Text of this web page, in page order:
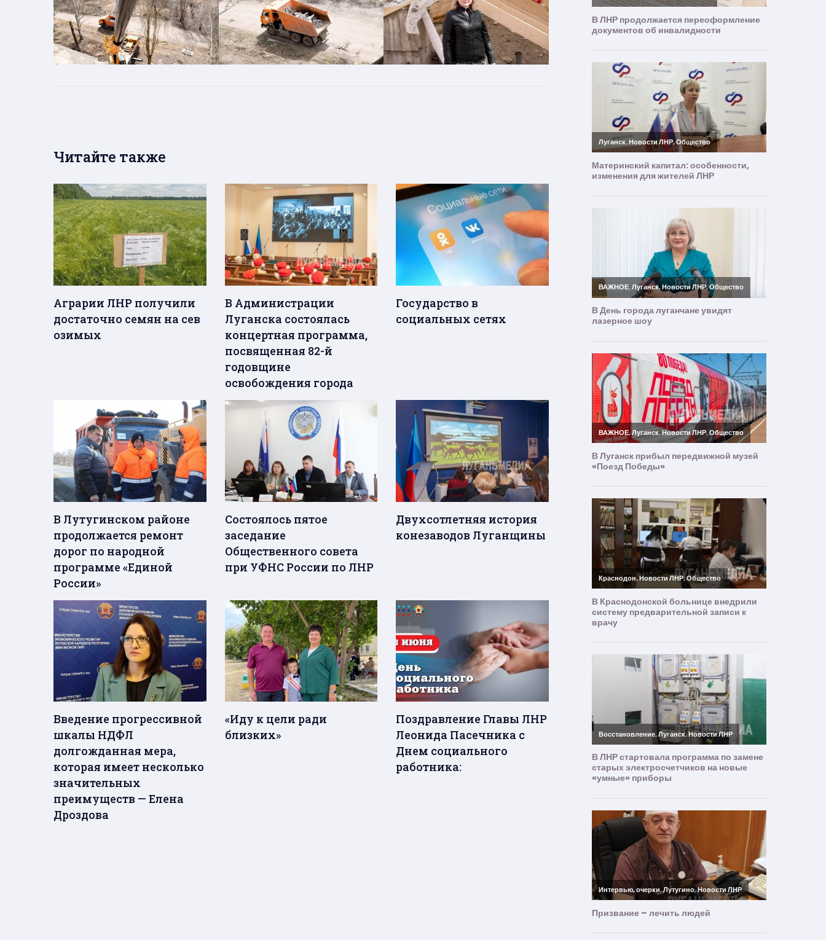
Читайте также
Аграрии ЛНР получили
достаточно семян на сев
озимых
В Администрации
Луганска состоялась
концертная программа,
посвященная 82-й
годовщине
освобождения города
Государство в
социальных сетях
В Лутугинском районе
продолжается ремонт
дорог по народной
программе «Единой
России»
Состоялось пятое
заседание
Общественного совета
при УФНС России по ЛНР
Двухсотлетняя история
конезаводов Луганщины
Введение прогрессивной
шкалы НДФЛ
долгожданная мера,
которая имеет несколько
значительных
преимуществ — Елена
Дроздова
«Иду к цели ради
близких»
Поздравление Главы ЛНР
Леонида Пасечника с
Днем социального
работника: